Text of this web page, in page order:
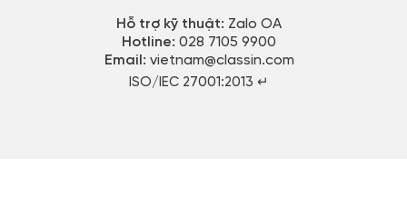
Hỗ trợ kỹ thuật: Zalo OA
Hotline: 028 7105 9900
Email: vietnam@classin.com
ISO/IEC 27001:2013 ↵​